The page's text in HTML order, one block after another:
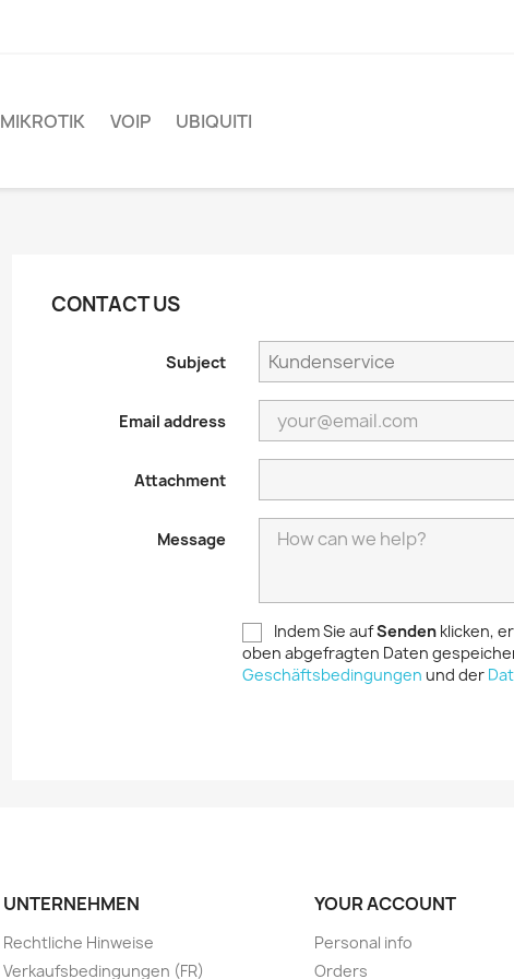
MIKROTIK VOIP UBIQUITI
CONTACT US
Subject
Email address
Attachment
Message
Indem Sie aufSendenklicken,
oben abgefragten Daten
Geschäftsbedingungen und der
UNTERNEHMEN
Rechtliche Hinweise
Verkaufsbedingungen (FR)
YOUR ACCOUNT
Personal info
Orders